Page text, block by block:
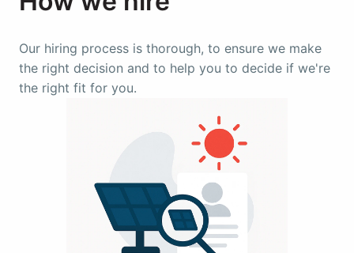
Our hiring process is thorough, to ensure we make
the right decision and to help you to decide if we're
the right fit for you.